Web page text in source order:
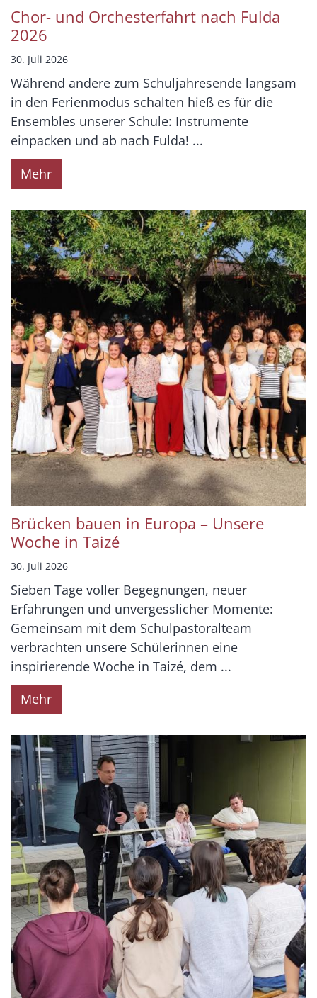
Chor- und Orchesterfahrt nach Fulda
2026
30. Juli 2026
Während andere zum Schuljahresende langsam
in den Ferienmodus schalten hieß es für die
Ensembles unserer Schule: Instrumente
einpacken und ab nach Fulda! ...
Mehr
Brücken bauen in Europa – Unsere
Woche in Taizé
30. Juli 2026
Sieben Tage voller Begegnungen, neuer
Erfahrungen und unvergesslicher Momente:
Gemeinsam mit dem Schulpastoralteam
verbrachten unsere Schülerinnen eine
inspirierende Woche in Taizé, dem ...
Mehr